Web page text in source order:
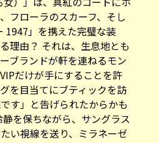
フローラのスカーフ、そし
1947」を携えた完璧な装
理由？ それは、生息地とも
ブランドが軒を連ねるモン
だけが手にすることを許
を目当てにブティックを訪
す」と告げられたからかも
を保ちながら、サングラス
い視線を送り、ミラネーゼ
トの象徴として人気のイタ